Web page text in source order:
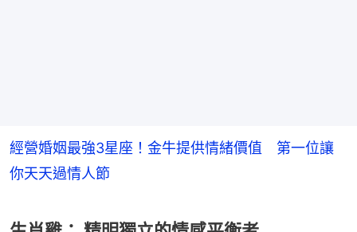
經營婚姻最強3星座！金牛提供情緒價值 第一位讓
你天天過情人節